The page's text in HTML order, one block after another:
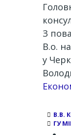
З
В.о.
у
В.В.
ГУ